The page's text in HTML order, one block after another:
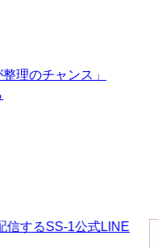
理のチャンス」